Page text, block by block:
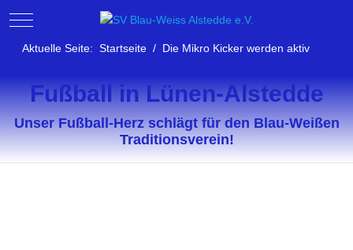
Mobile Menu Toggle
Aktuelle Seite: Startseite Die Mikro Kicker werden aktiv
Fußball in Lünen-Alstedde
Unser Fußball-Herz schlägt für den Blau-Weißen
Traditionsverein!